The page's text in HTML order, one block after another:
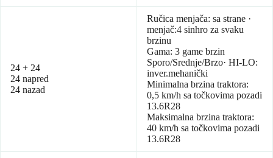
24 + 24
24 napred
24 nazad
Ručica menjača: sa strane ·
menjač:4 sinhro za svaku
brzinu
Gama: 3 game brzin
Sporo/Srednje/Brzo· HI-LO:
inver.mehanički
Minimalna brzina traktora:
0,5 km/h sa točkovima pozadi
13.6R28
Maksimalna brzina traktora:
40 km/h sa točkovima pozadi
13.6R28